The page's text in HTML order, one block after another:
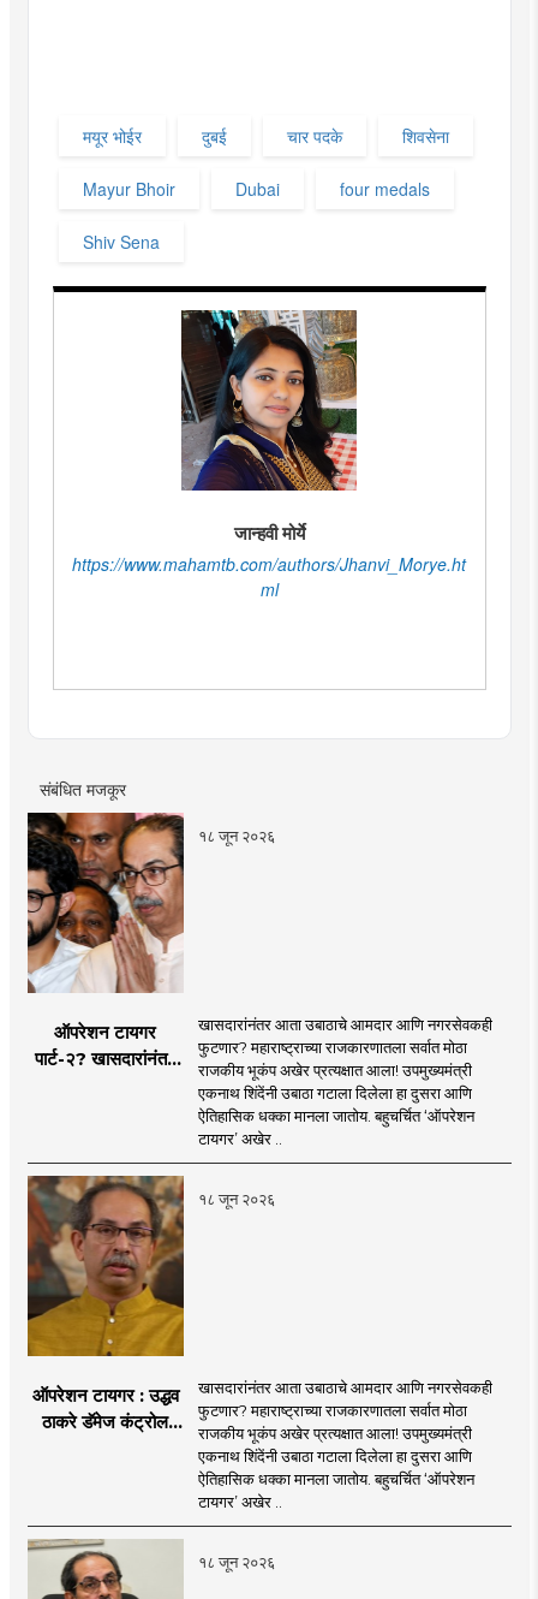
मयूर भोईर दुबई चार पदके शिवसेना
Mayur Bhoir Dubai four medals
Shiv Sena
जान्हवी मोर्ये
https://www.mahamtb.com/authors/Jhanvi_Morye.ht
ml
संबंधित मजकूर
१८ जून २०२६
ऑपरेशन टायगर
पार्ट-२? खासदारांनंतर
खासदारांनंतर आता उबाठाचे आमदार आणि नगरसेवकही
फुटणार? महाराष्ट्राच्या राजकारणातला सर्वात मोठा
राजकीय भूकंप अखेर प्रत्यक्षात आला! उपमुख्यमंत्री
एकनाथ शिंदेंनी उबाठा गटाला दिलेला हा दुसरा आणि
ऐतिहासिक धक्का मानला जातोय. बहुचर्चित ‘ऑपरेशन
टायगर’ अखेर ..
१८ जून २०२६
ऑपरेशन टायगर : उद्धव
ठाकरे डॅमेज कंट्रोल
शिंदेंकडे जाण्याच्या चर्चा
सुरू
खासदारांनंतर आता उबाठाचे आमदार आणि नगरसेवकही
फुटणार? महाराष्ट्राच्या राजकारणातला सर्वात मोठा
राजकीय भूकंप अखेर प्रत्यक्षात आला! उपमुख्यमंत्री
एकनाथ शिंदेंनी उबाठा गटाला दिलेला हा दुसरा आणि
ऐतिहासिक धक्का मानला जातोय. बहुचर्चित ‘ऑपरेशन
टायगर’ अखेर ..
१८ जून २०२६